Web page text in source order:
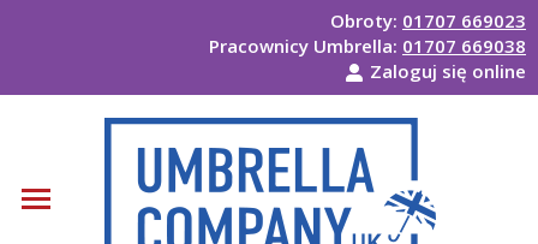
Obroty: 01707 669023
Pracownicy Umbrella: 01707 669038
Zaloguj się online